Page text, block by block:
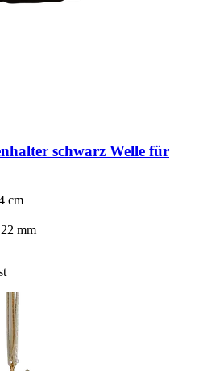
schwarz Welle für
cm
mm